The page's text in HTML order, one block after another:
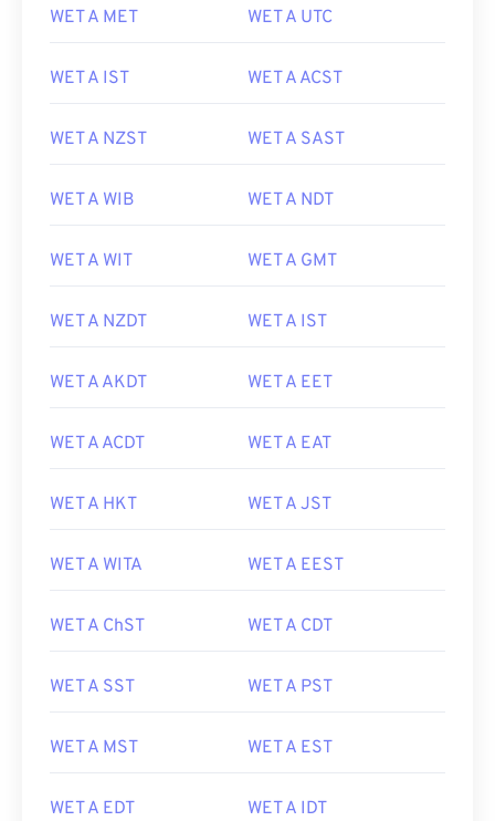
WET A MET WET A UTC
WET A IST WET A ACST
WET A NZST WET A SAST
WET A WIB WET A NDT
WET A WIT WET A GMT
WET A NZDT WET A IST
WET A AKDT WET A EET
WET A ACDT WET A EAT
WET A HKT WET A JST
WET A WITA WET A EEST
WET A ChST WET A CDT
WET A SST WET A PST
WET A MST WET A EST
WET A EDT WET A IDT